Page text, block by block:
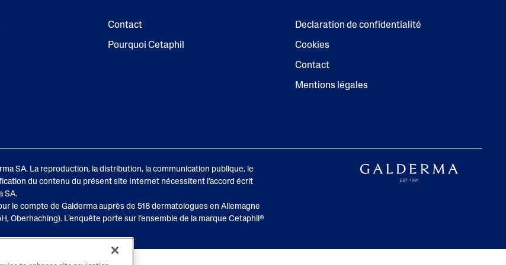
Contact
Pourquoi Cetaphil
Declaration de confidentialité
Cookies
Contact
Mentions légales
SA. La reproduction, la distribution, la communication publique, le
du contenu du présent site Internet nécessitent l’accord écrit
SA.
le compte de Galderma auprès de 518 dermatologues en Allemagne
Oberhaching). L’enquête porte sur l’ensemble de la marque Cetaphil®